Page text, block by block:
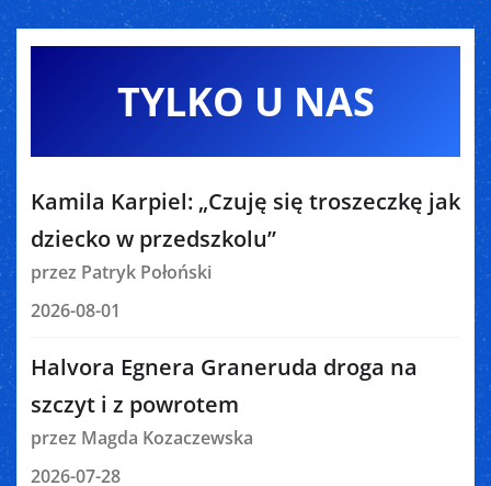
TYLKO U NAS
Kamila Karpiel: „Czuję się troszeczkę jak
dziecko w przedszkolu”
przez Patryk Połoński
2026-08-01
Halvora Egnera Graneruda droga na
szczyt i z powrotem
przez Magda Kozaczewska
2026-07-28